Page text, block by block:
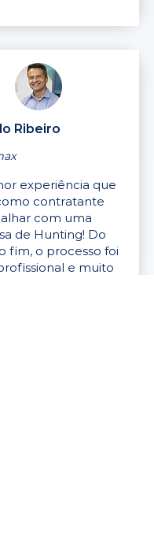
Ribeiro
experiência que
contratante
com uma
de Hunting! Do
fim, o processo foi
e muito